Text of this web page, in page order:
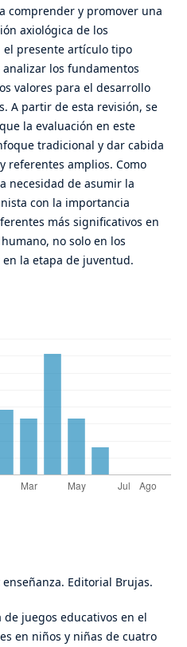
comprender y promover una
axiológica de los
el presente artículo tipo
los fundamentos
valores para el desarrollo
A partir de esta revisión, se
la evaluación en este
tradicional y dar cabida
referentes amplios. Como
necesidad de asumir la
con la importancia
más significativos en
no solo en los
la etapa de juventud.
Editorial Brujas.
de juegos educativos en el
en niños y niñas de cuatro